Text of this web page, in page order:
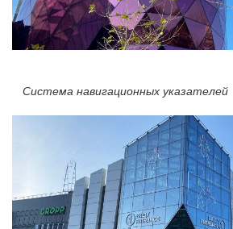
Система навигационных указателей